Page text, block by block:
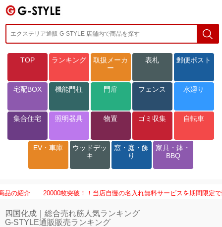
TOP ランキング
取扱メーカ
ー
表札 郵便ポスト
宅配BOX 機能門柱 門扉 フェンス 水廻り
集合住宅 照明器具 物置 ゴミ収集 自転車
EV・車庫
ウッドデッ
キ
窓・庭・飾
り
家具・鉢・
BBQ
介20000枚突破！！当店自慢の名入れ無料サービスを期間限定で開催中他
四国化成｜総合売れ筋人気ランキング
G-STYLE通販販売ランキング